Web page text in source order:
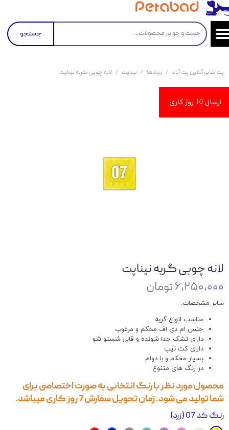
جستجو
پت شاپ آنلاین پت آباد برندها نیناپت لانه چوبی گربه نیناپت
لانه چوبی گربه نیناپت
۶,۲۵۰,۰۰۰ تومان
سایر مشخصات:
مناسب انواع گربه
جنس ام دی اف محکم و مرغوب
دارای تشک جدا شونده و قابل شستو شو
دارای کت نیپ
بسیار محکم و با دوام
در رنگ های متنوع
محصول مورد نظر با رنگ انتخابی به صورت اختصاصی برای
شما تولید می شود. زمان تحویل سفارش 7 روز کاری میباشد.
رنگکد 07 (زرد)